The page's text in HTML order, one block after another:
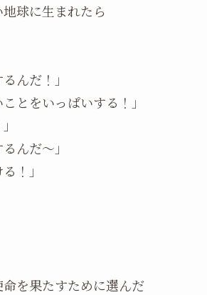
球に生まれたら
んだ！」
とをいっぱいする！」
んだ〜」
！」
を果たすために選んだ